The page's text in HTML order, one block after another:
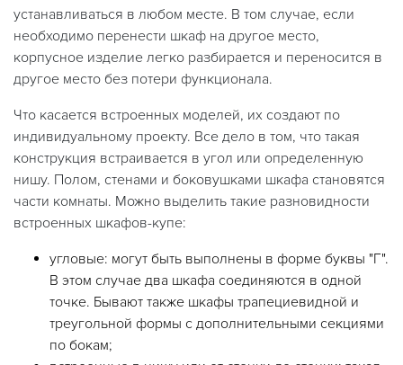
устанавливаться в любом месте. В том случае, если
необходимо перенести шкаф на другое место,
корпусное изделие легко разбирается и переносится в
другое место без потери функционала.
Что касается встроенных моделей, их создают по
индивидуальному проекту. Все дело в том, что такая
конструкция встраивается в угол или определенную
нишу. Полом, стенами и боковушками шкафа становятся
части комнаты. Можно выделить такие разновидности
встроенных шкафов-купе:
угловые: могут быть выполнены в форме буквы "Г".
В этом случае два шкафа соединяются в одной
точке. Бывают также шкафы трапециевидной и
треугольной формы с дополнительными секциями
по бокам;